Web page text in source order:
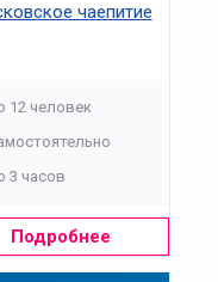
чаепитие
12 человек
3 часов
Подробнее